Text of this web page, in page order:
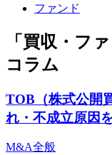
ファンド
「買収・フ
コラム
TOB（株式公開
れ・不成立原因
M&A全般